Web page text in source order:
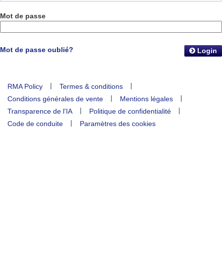
Mot de passe
Mot de passe oublié? Login
RMA Policy | Termes & conditions
|
Conditions générales de vente
| Mentions légales
|
Transparence de l'IA
| Politique de confidentialité
|
Code de conduite
| Paramètres des cookies